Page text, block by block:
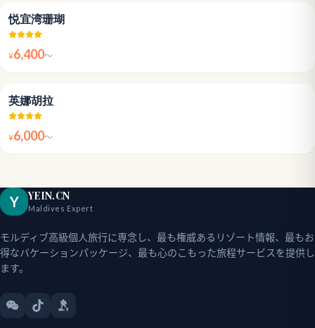
悦宜湾珊瑚
¥6,400〜
英娜胡拉
¥6,000〜
Y YEIN.CN
Maldives Expert
モルディブ高級個人旅行に専念し、最も権威あるリゾート情報、最もお
得なバケーションパッケージ、最も心のこもった旅程サービスを提供し
ます。